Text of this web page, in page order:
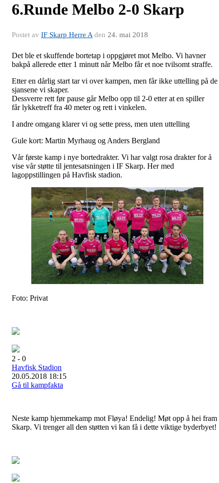
6.Runde Melbo 2-0 Skarp
Postet av IF Skarp Herre A den 24. mai 2018
Det ble et skuffende bortetap i oppgjøret mot Melbo. Vi havner
bakpå allerede etter 1 minutt når Melbo får et noe tvilsomt straffe.
Etter en dårlig start tar vi over kampen, men får ikke uttelling på de
sjansene vi skaper.
Dessverre rett før pause går Melbo opp til 2-0 etter at en spiller
får lykketreff fra 40 meter og rett i vinkelen.
I andre omgang klarer vi og sette press, men uten uttelling
Gule kort: Martin Myrhaug og Anders Bergland
Vår første kamp i nye bortedrakter. Vi har valgt rosa drakter for å
vise vår støtte til jentesatsningen i IF Skarp. Her med
lagoppstillingen på Havfisk stadion.
Foto: Privat
2 - 0
Havfisk Stadion
20.05.2018 18:15
Gå til kampfakta
Neste kamp hjemmekamp mot Fløya! Endelig! Møt opp å hei fram
Skarp. Vi trenger all den støtten vi kan få i dette viktige byderbyet!